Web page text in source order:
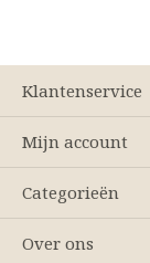
Klantenservice
Mijn account
Categorieën
Over ons